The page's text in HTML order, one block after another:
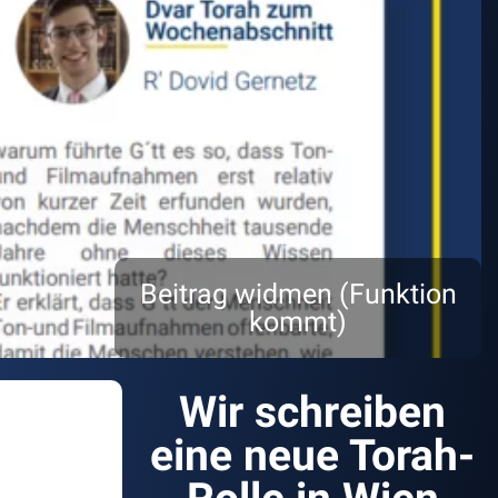
Beitrag widmen (Funktion
kommt)
Wir schreiben
eine neue Torah-